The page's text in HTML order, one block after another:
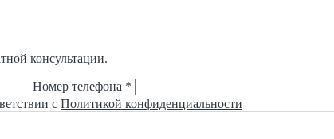
консультации.
Номер телефона *
с Политикой конфиденциальности